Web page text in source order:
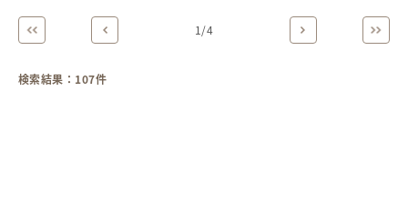
1 /4
検索結果： 107件